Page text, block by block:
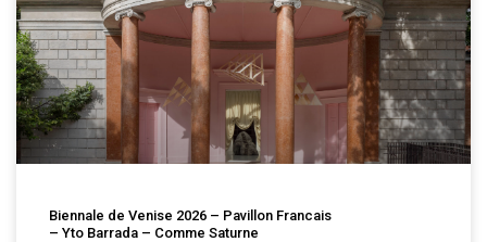
Biennale de Venise 2026 – Pavillon Francais
– Yto Barrada – Comme Saturne